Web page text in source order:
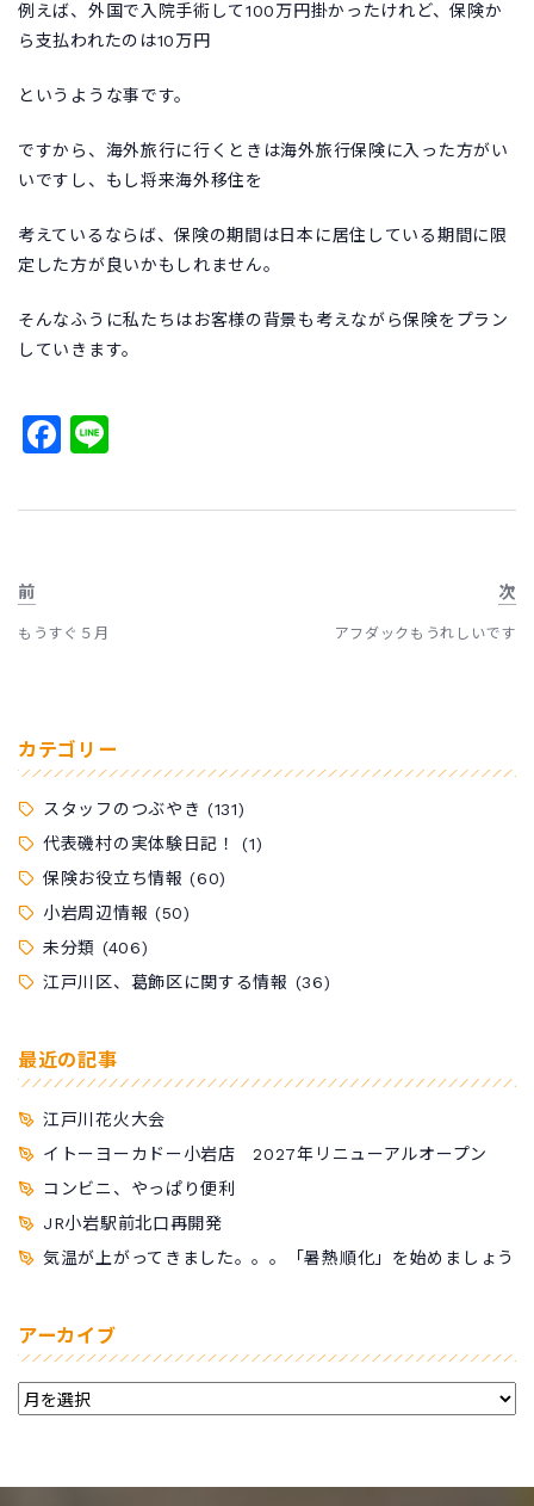
例えば、外国で入院手術して100万円掛かったけれど、保険か
ら支払われたのは10万円
というような事です。
ですから、海外旅行に行くときは海外旅行保険に入った方がい
いですし、もし将来海外移住を
考えているならば、保険の期間は日本に居住している期間に限
定した方が良いかもしれません。
そんなふうに私たちはお客様の背景も考えながら保険をプラン
していきます。
Facebook
前
もうすぐ５月
次
アフダックもうれしいです
カテゴリー
スタッフのつぶやき (131)
代表磯村の実体験日記！
(1)
保険お役立ち情報 (60)
小岩周辺情報 (50)
未分類 (406)
江戸川区、葛飾区に関する情報 (36)
最近の記事
江戸川花火大会
イトーヨーカドー小岩店 2027年リニューアルオープン
コンビニ、やっぱり便利
JR小岩駅前北口再開発
気温が上がってきました。。。「暑熱順化」を始めましょう
アーカイブ